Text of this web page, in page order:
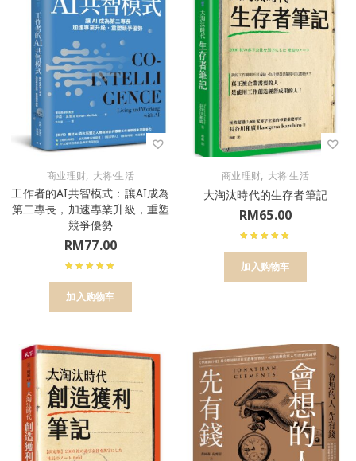
商业理财, 大将·生活
工作者的AI共智模式：讓AI成為
第二專長，加速專業升級，重塑
競爭優勢
RM77.00
加入购物车
商业理财, 大将·生活
大淘汰時代的生存者筆記
RM65.00
加入购物车